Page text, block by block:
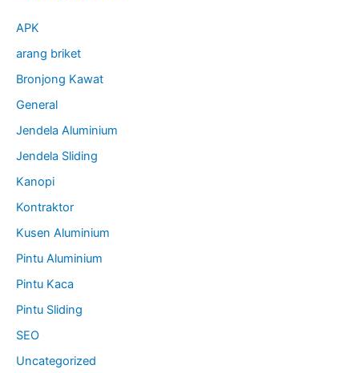
APK
arang briket
Bronjong Kawat
General
Jendela Aluminium
Jendela Sliding
Kanopi
Kontraktor
Kusen Aluminium
Pintu Aluminium
Pintu Kaca
Pintu Sliding
SEO
Uncategorized